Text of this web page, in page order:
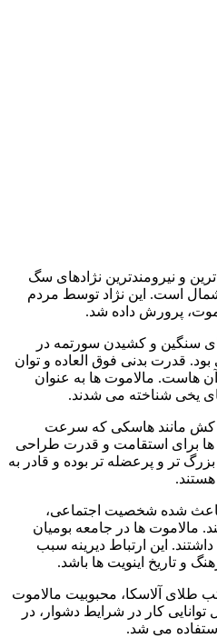
و نیرومندترین نژادهای سگ
است. این نژاد توسط مردم
پرورش داده شد.
سنگین و کشیدن سورتمه در
قدرت بدنی فوق‌ العاده و توان
هاست. مالاموت‌ ها به‌ عنوان
یخی شناخته می‌ شدند.
کش مانند هاسکی که سرعت
ها برای استقامت و قدرت طراحی
تر و پرعضله‌ تر بوده و قادر به
شده شخصیت اجتماعی،
مالاموت‌ ها در جامعه بومیان
این ارتباط دیرینه سبب
و تاریخ اینویت‌ ها باشد.
طلای آلاسکا، محبوبیت مالاموت‌
توانایی کار در شرایط دشوار، در
می‌ شد.